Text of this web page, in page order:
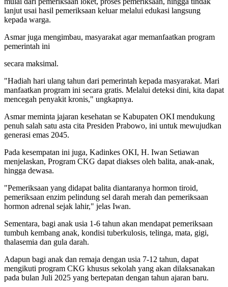
lanjut usai hasil pemeriksaan keluar melalui edukasi langsung
kepada warga.
Asmar juga mengimbau, masyarakat agar memanfaatkan program
pemerintah ini
secara maksimal.
"Hadiah hari ulang tahun dari pemerintah kepada masyarakat. Mari
manfaatkan program ini secara gratis. Melalui deteksi dini, kita dapat
mencegah penyakit kronis," ungkapnya.
Asmar meminta jajaran kesehatan se Kabupaten OKI mendukung
penuh salah satu asta cita Presiden Prabowo, ini untuk mewujudkan
generasi emas 2045.
Pada kesempatan ini juga, Kadinkes OKI, H. Iwan Setiawan
menjelaskan, Program CKG dapat diakses oleh balita, anak-anak,
hingga dewasa.
"Pemeriksaan yang didapat balita diantaranya hormon tiroid,
pemeriksaan enzim pelindung sel darah merah dan pemeriksaan
hormon adrenal sejak lahir," jelas Iwan.
Sementara, bagi anak usia 1-6 tahun akan mendapat pemeriksaan
tumbuh kembang anak, kondisi tuberkulosis, telinga, mata, gigi,
thalasemia dan gula darah.
Adapun bagi anak dan remaja dengan usia 7-12 tahun, dapat
mengikuti program CKG khusus sekolah yang akan dilaksanakan
pada bulan Juli 2025 yang bertepatan dengan tahun ajaran baru.